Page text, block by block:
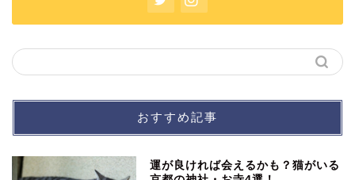
おすすめ記事
運が良ければ会えるかも？猫がいる